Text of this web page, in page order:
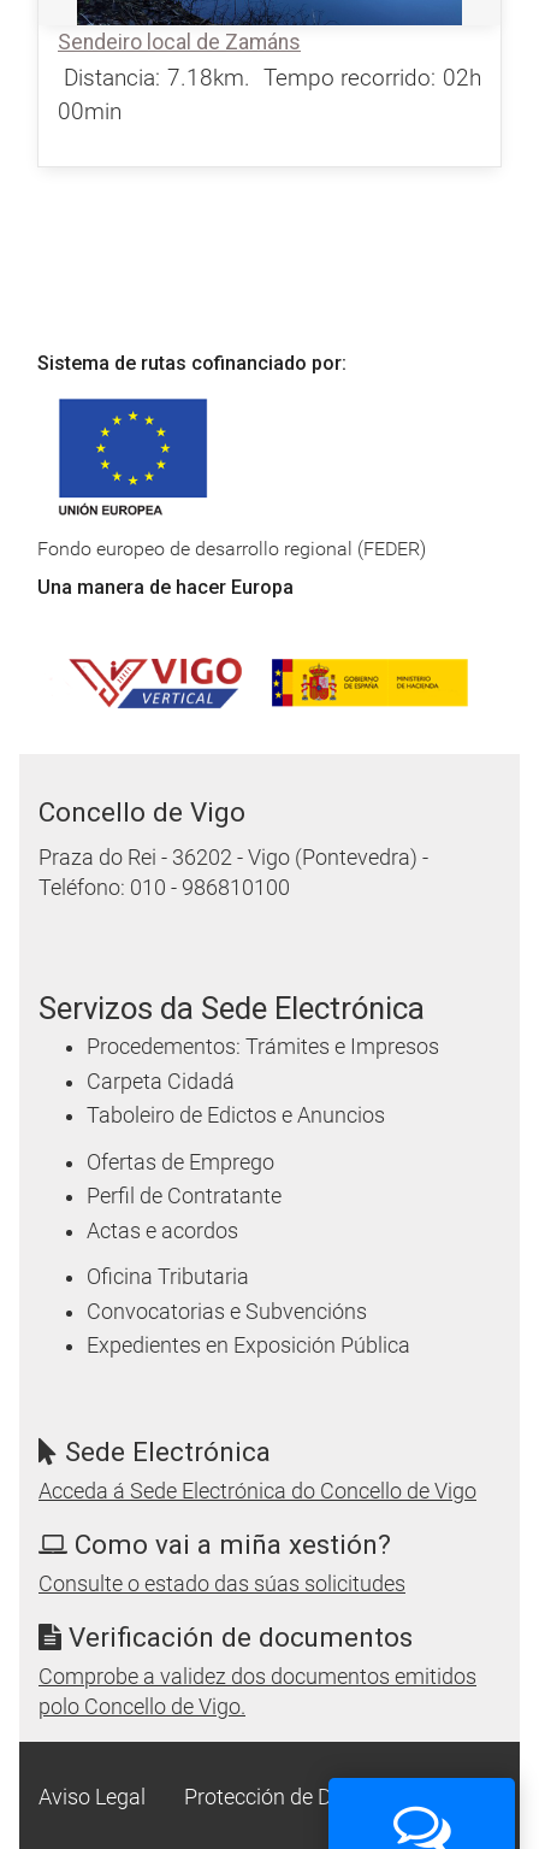
Sendeiro local de Zamáns
Distancia: 7.18km. Tempo recorrido: 02h
00min
Sistema de rutas cofinanciado por:
Fondo europeo de desarrollo regional (FEDER)
Una manera de hacer Europa
Concello de Vigo
Praza do Rei - 36202 - Vigo (Pontevedra) -
Teléfono: 010 - 986810100
Servizos da Sede Electrónica
Procedementos: Trámites e Impresos
Carpeta Cidadá
Taboleiro de Edictos e Anuncios
Ofertas de Emprego
Perfil de Contratante
Actas e acordos
Oficina Tributaria
Convocatorias e Subvencións
Expedientes en Exposición Pública
Sede Electrónica
Acceda á Sede Electrónica do Concello de Vigo
Como vai a miña xestión?
Consulte o estado das súas solicitudes
Verificación de documentos
Comprobe a validez dos documentos emitidos
polo Concello de Vigo.
Aviso Legal Protección de Datos